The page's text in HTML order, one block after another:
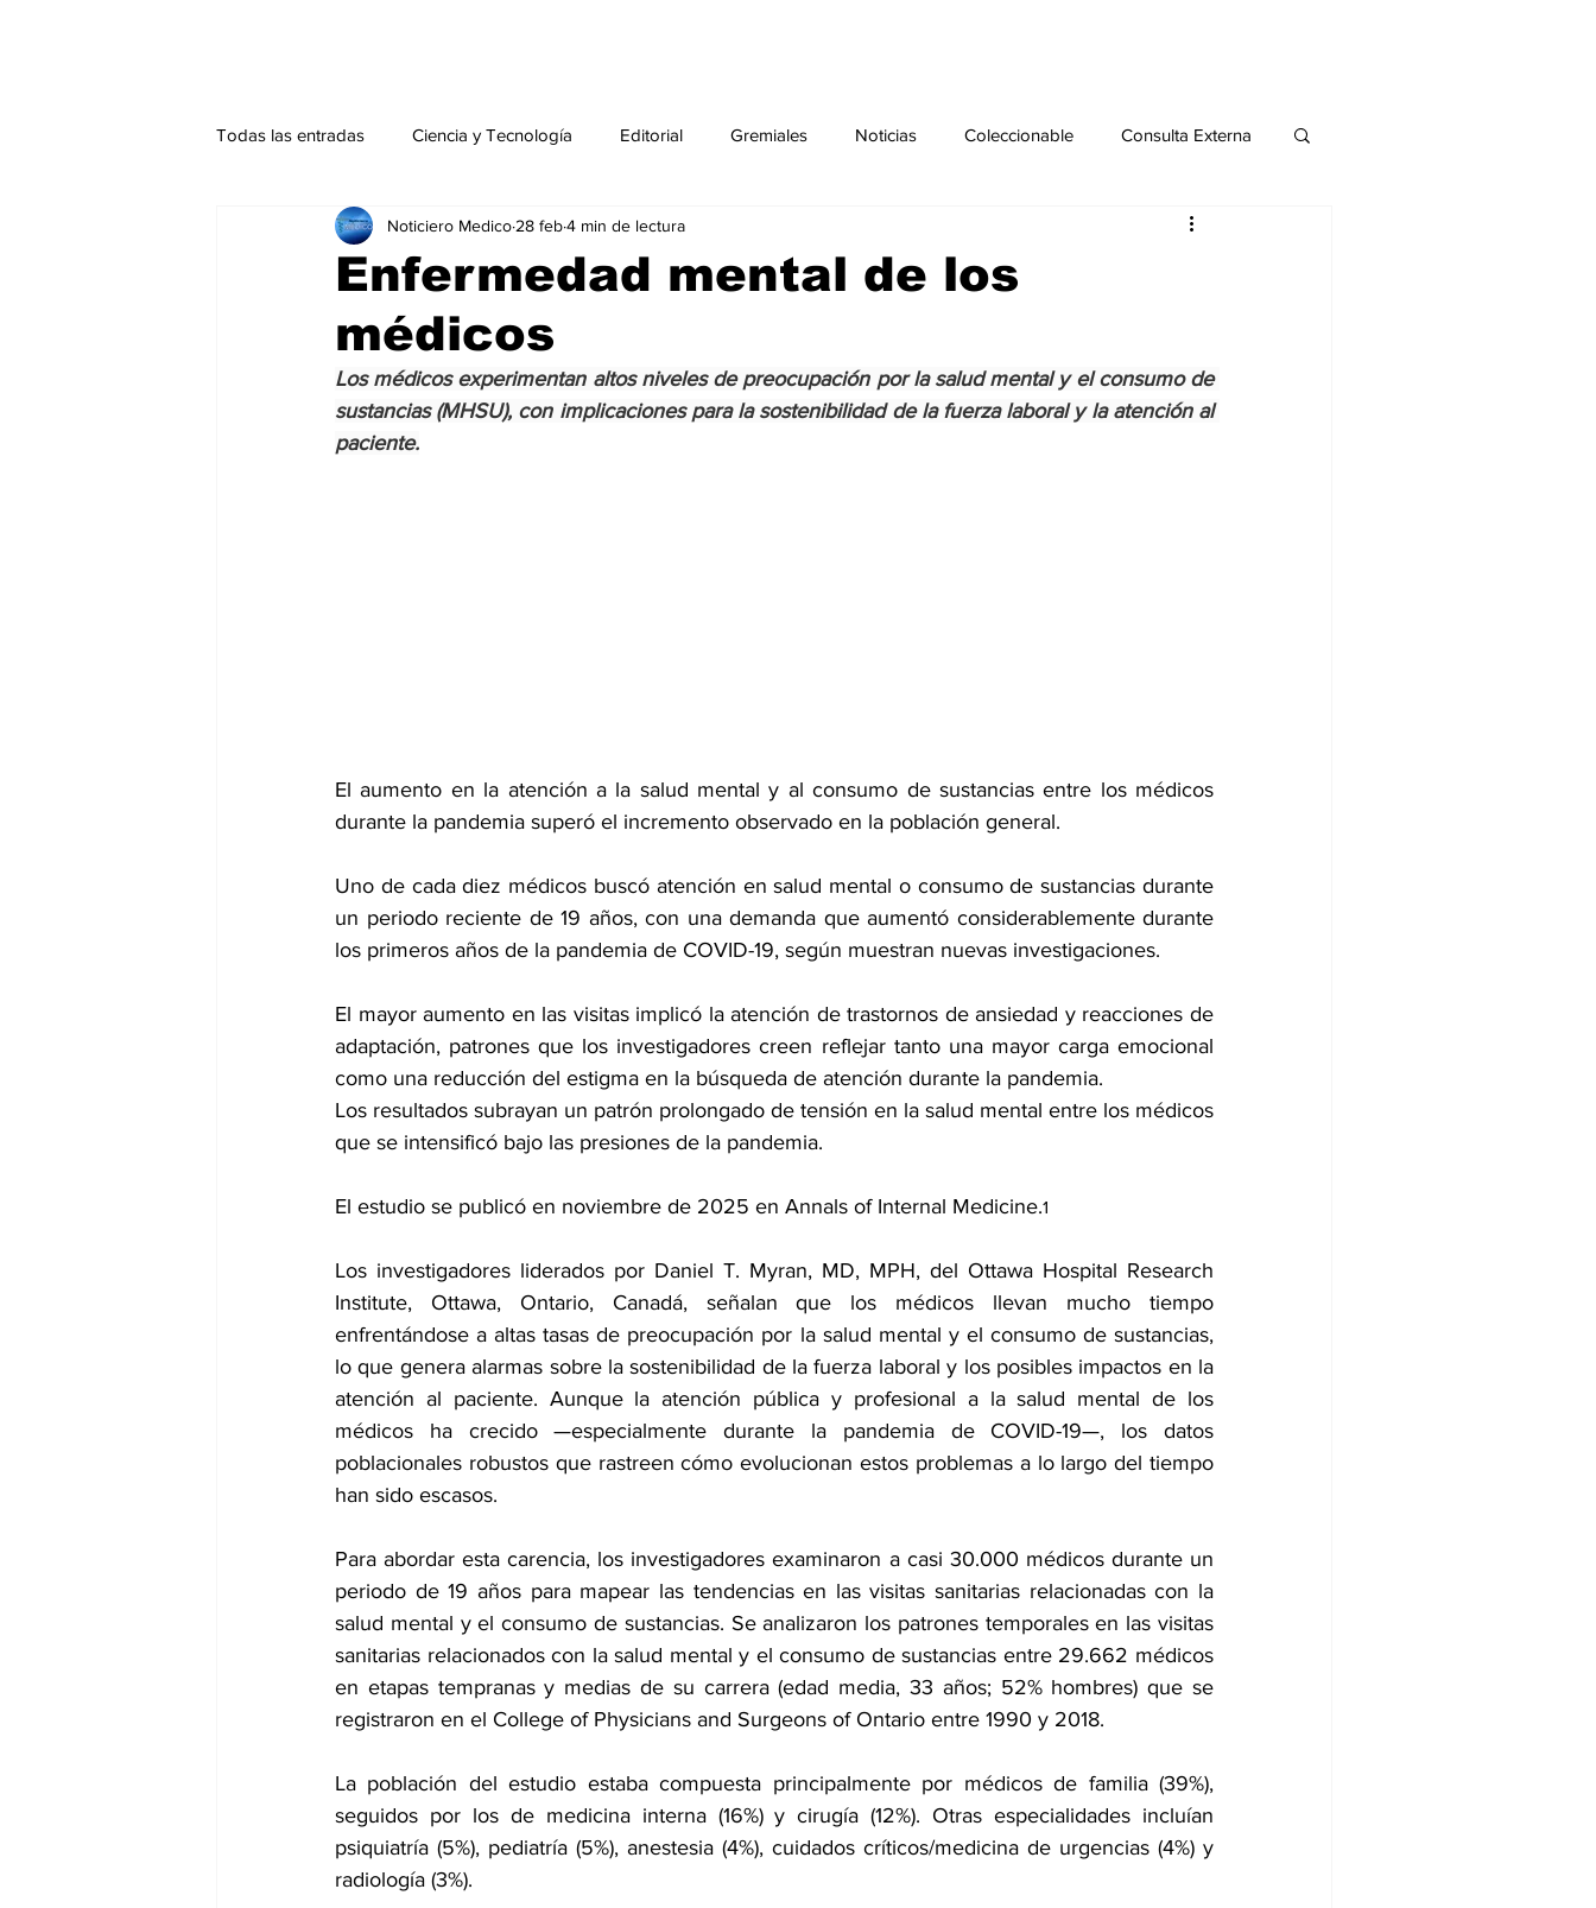
Todas las entradas Ciencia y Tecnología Editorial Gremiales Noticias Coleccionable Consulta Externa
Actualidad Salud Mental Agenda Sección especial Publicaciones
Endocrinología Actualidad especial
Consulta Externa especial Editorial especial Gremiales especial Noticias especial Salud Mental especial
Enfermedad mental de los
médicos
Noticiero Medico 28 feb4 min de lectura
Los médicos experimentan altos niveles de preocupación por la salud mental y el consumo de
sustancias (MHSU), con implicaciones para la sostenibilidad de la fuerza laboral y la atención al
paciente.
El aumento en la atención a la salud mental y al consumo de sustancias entre los médicos
durante la pandemia superó el incremento observado en la población general.
Uno de cada diez médicos buscó atención en salud mental o consumo de sustancias durante
un periodo reciente de 19 años, con una demanda que aumentó considerablemente durante
los primeros años de la pandemia de COVID-19, según muestran nuevas investigaciones.
El mayor aumento en las visitas implicó la atención de trastornos de ansiedad y reacciones de
adaptación, patrones que los investigadores creen reflejar tanto una mayor carga emocional
como una reducción del estigma en la búsqueda de atención durante la pandemia.
Los resultados subrayan un patrón prolongado de tensión en la salud mental entre los médicos
que se intensificó bajo las presiones de la pandemia.
El estudio se publicó en noviembre de 2025 en Annals of Internal Medicine.1
Los investigadores liderados por Daniel T. Myran, MD, MPH, del Ottawa Hospital Research
Institute, Ottawa, Ontario, Canadá, señalan que los médicos llevan mucho tiempo
enfrentándose a altas tasas de preocupación por la salud mental y el consumo de sustancias,
lo que genera alarmas sobre la sostenibilidad de la fuerza laboral y los posibles impactos en la
atención al paciente. Aunque la atención pública y profesional a la salud mental de los
médicos ha crecido —especialmente durante la pandemia de COVID-19—, los datos
poblacionales robustos que rastreen cómo evolucionan estos problemas a lo largo del tiempo
han sido escasos.
Para abordar esta carencia, los investigadores examinaron a casi 30.000 médicos durante un
periodo de 19 años para mapear las tendencias en las visitas sanitarias relacionadas con la
salud mental y el consumo de sustancias. Se analizaron los patrones temporales en las visitas
sanitarias relacionados con la salud mental y el consumo de sustancias entre 29.662 médicos
en etapas tempranas y medias de su carrera (edad media, 33 años; 52% hombres) que se
registraron en el College of Physicians and Surgeons of Ontario entre 1990 y 2018.
La población del estudio estaba compuesta principalmente por médicos de familia (39%),
seguidos por los de medicina interna (16%) y cirugía (12%). Otras especialidades incluían
psiquiatría (5%), pediatría (5%), anestesia (4%), cuidados críticos/medicina de urgencias (4%) y
radiología (3%).